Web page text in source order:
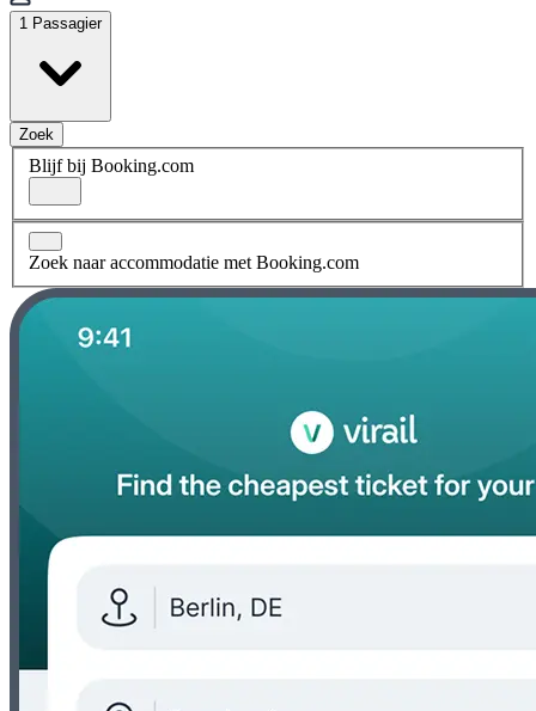
1 Passagier
Zoek
Blijf bij Booking.com
Zoek naar accommodatie met Booking.com